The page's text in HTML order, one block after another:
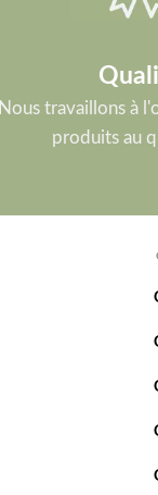
Nous travaillons à
produits au